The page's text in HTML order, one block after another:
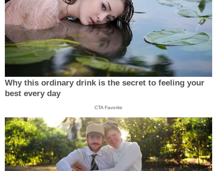
Why this ordinary drink is the secret to feeling your
best every day
CTA Favorite